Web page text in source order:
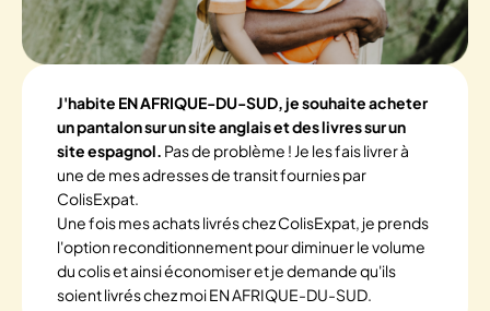
J'habite EN AFRIQUE-DU-SUD, je souhaite acheter
un pantalon sur un site anglais et des livres sur un
site espagnol. Pas de problème ! Je les fais livrer à
une de mes adresses de transit fournies par
ColisExpat.
Une fois mes achats livrés chez ColisExpat, je prends
l'option reconditionnement pour diminuer le volume
du colis et ainsi économiser et je demande qu'ils
soient livrés chez moi EN AFRIQUE-DU-SUD.